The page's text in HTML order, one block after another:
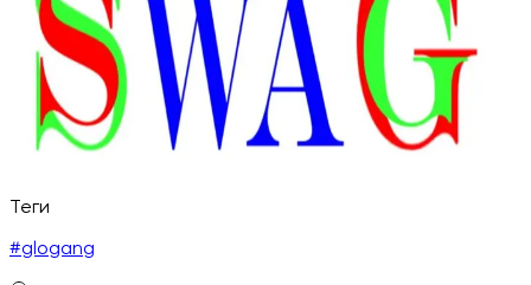
Теги
#glogang